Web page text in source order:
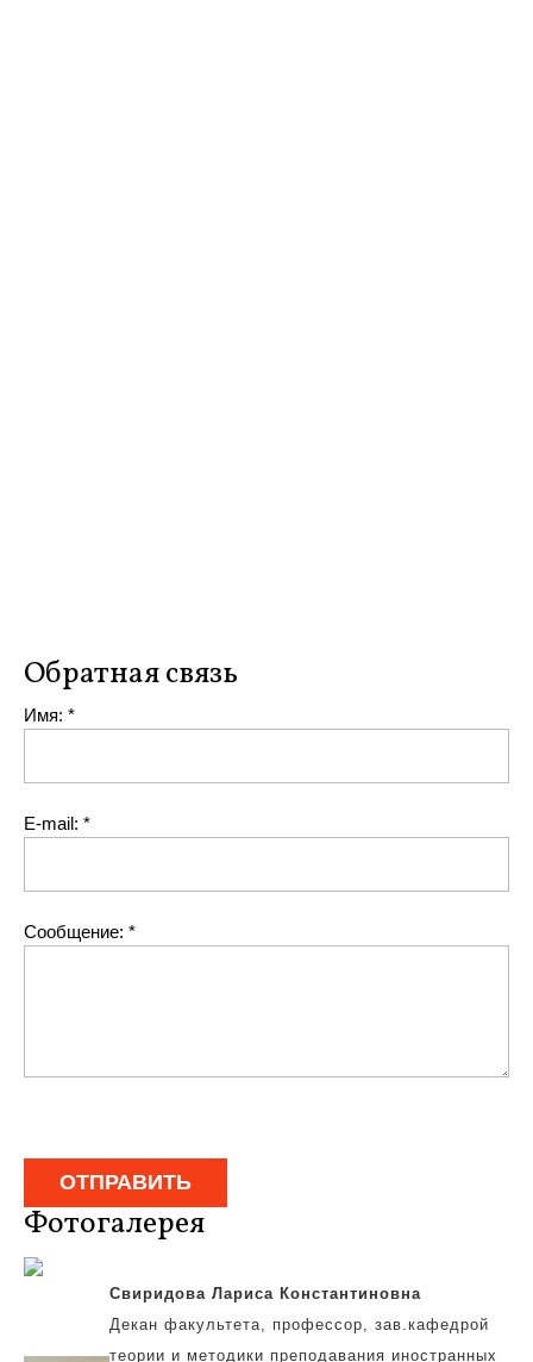
Обратная связь
Имя: *
Е-mail: *
Сообщение: *
Фотогалерея
Свиридова Лариса Константиновна
Декан факультета, профессор, зав.кафедрой
теории и методики преподавания иностранных